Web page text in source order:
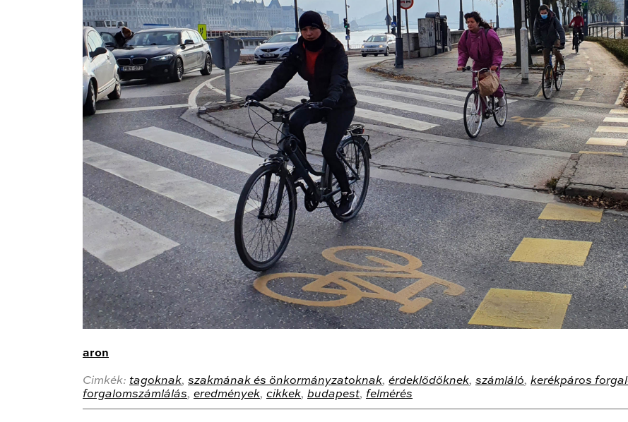
aron
Cimkék: tagoknak, szakmának és önkormányzatoknak, érdeklődőknek, számláló, kerékpáros
forgalomszámlálás, eredmények, cikkek, budapest, felmérés